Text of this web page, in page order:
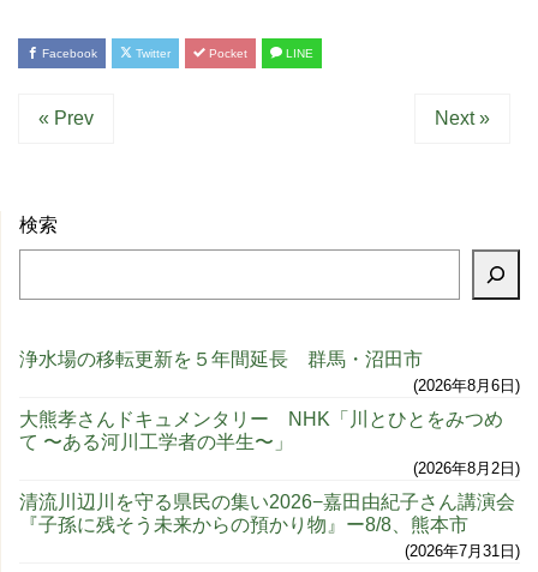
Facebook Twitter Pocket LINE
« Prev Next »
検索
浄水場の移転更新を５年間延長 群馬・沼田市
2026年8月6日
大熊孝さんドキュメンタリー NHK「川とひとをみつめ
て 〜ある河川工学者の半生〜」
2026年8月2日
清流川辺川を守る県民の集い2026−嘉田由紀子さん講演会
『子孫に残そう未来からの預かり物』ー8/8、熊本市
2026年7月31日